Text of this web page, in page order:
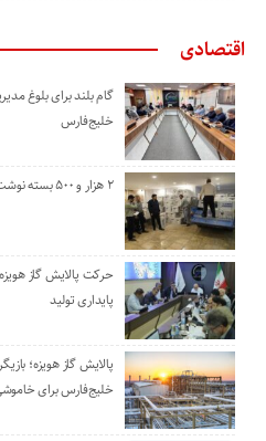
اقتصادی
گام بلند برای بلوغ
خلیج‌فارس
۲ هزار و ۵۰۰ بسته نوشت‌افزار به دانش‌آموزان خوزستان رسید
حرکت پالایش گاز
پایداری تولید
پالایش گاز هویزه؛
خلیج‌فارس برای